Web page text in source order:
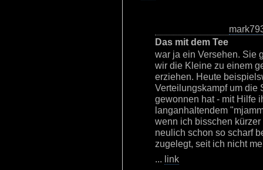
Das mit dem Tee
war ja ein Versehen. Sie
wir die Kleine zu einem
erziehen. Heute
Verteilungskampf um die
gewonnen hat - mit Hilfe
langanhaltendem
wenn ich bisschen
neulich schon so scharf
zugelegt, seit ich nicht
... link